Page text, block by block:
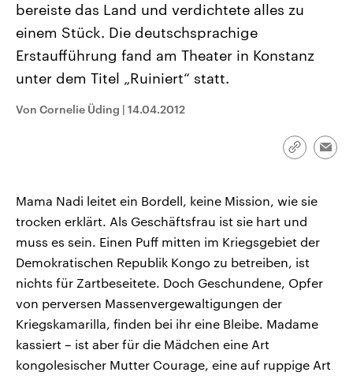
Landtag. Seit 2021 wird das
Bundesland von einer Koalition aus
CDU, SPD und FDP regiert.-
Umfragen, Prognosen,
Wahlprogramme, aktuelle Berichte
und Hintergründe zu den Parteien
und Kandidaten der anstehenden
den mächtigsten Ländern
mit großem Einfluss auf
aktuelle Weltgeschehen.
Programm
Audio-Archiv
bereiste das Land und verdichtete alles zu
einem Stück. Die deutschsprachige
Erstaufführung fand am Theater in Konstanz
unter dem Titel „Ruiniert“ statt.
Von Cornelie Üding | 14.04.2012
Link
Mama Nadi leitet ein Bordell, keine Mission, wie sie
trocken erklärt. Als Geschäftsfrau ist sie hart und
muss es sein. Einen Puff mitten im Kriegsgebiet der
Demokratischen Republik Kongo zu betreiben, ist
nichts für Zartbeseitete. Doch Geschundene, Opfer
von perversen Massenvergewaltigungen der
Kriegskamarilla, finden bei ihr eine Bleibe. Madame
kassiert – ist aber für die Mädchen eine Art
kongolesischer Mutter Courage, eine auf ruppige Art